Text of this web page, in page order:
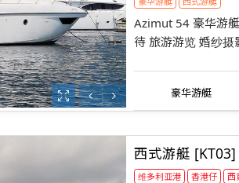
Azimut 54 豪华游
待 旅游游览 婚纱摄
豪华游艇
西式游艇 [KT03]
维多利亚港 香港仔 西